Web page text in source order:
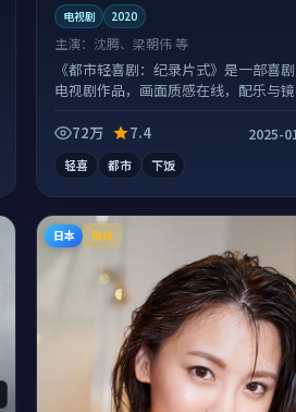
电视剧 2020
主演： 沈腾、梁朝伟 等
《都市轻喜剧：纪录片式》是一部喜
电视剧作品，画面质感在线，配乐与
72万
7.4 2025-
轻喜 都市 下饭
日本 院线